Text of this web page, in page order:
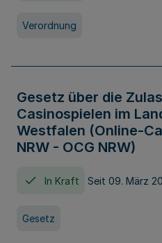
Verordnung
Gesetz über die
Casinospielen im
Westfalen (Online-
NRW - OCG NRW)
In Kraft Seit 09. März
Gesetz